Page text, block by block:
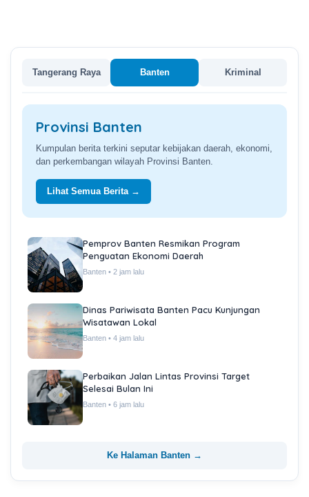
Tangerang Raya Banten Kriminal
Provinsi Banten
Kumpulan berita terkini seputar kebijakan daerah, ekonomi,
dan perkembangan wilayah Provinsi Banten.
Lihat Semua Berita →
Pemprov Banten Resmikan Program
Penguatan Ekonomi Daerah
Banten • 2 jam lalu
Dinas Pariwisata Banten Pacu Kunjungan
Wisatawan Lokal
Banten • 4 jam lalu
Perbaikan Jalan Lintas Provinsi Target
Selesai Bulan Ini
Banten • 6 jam lalu
Ke Halaman Banten →